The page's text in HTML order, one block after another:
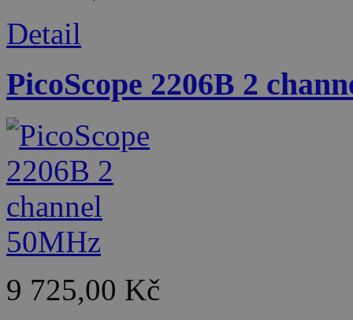
Detail
PicoScope 2206B 2
9 725,00 Kč